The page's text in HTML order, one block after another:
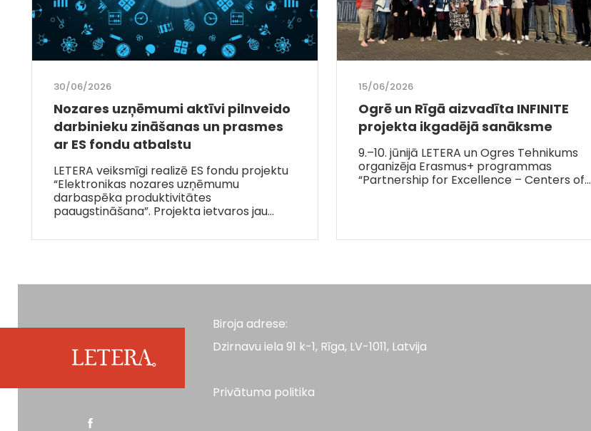
30/06/2026
Nozares uzņēmumi aktīvi pilnveido
darbinieku zināšanas un prasmes
ar ES fondu atbalstu
LETERA veiksmīgi realizē ES fondu projektu
“Elektronikas nozares uzņēmumu
darbaspēka produktivitātes
paaugstināšana”. Projekta ietvaros jau…
15/06/2026
Ogrē un Rīgā aizvadīta INFINITE
projekta ikgadējā sanāksme
9.–10. jūnijā LETERA un Ogres Tehnikums
organizēja Erasmus+ programmas
“Partnership for Excellence – Centers of…
Biroja adrese:
Dzirnavu iela 91 k-1, Rīga, LV-1011, Latvija
Privātuma politika